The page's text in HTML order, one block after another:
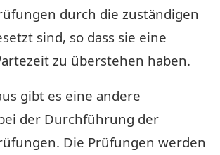
durch die zuständigen
sind, so dass sie eine
zu überstehen haben.
gibt es eine andere
der Durchführung der
Die Prüfungen werden